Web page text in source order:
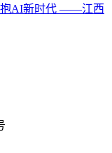
抱AI新时代 ——江西